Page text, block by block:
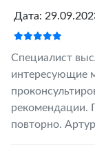
Дата:
Специалист
интересующие
рекомендации.
повторно.